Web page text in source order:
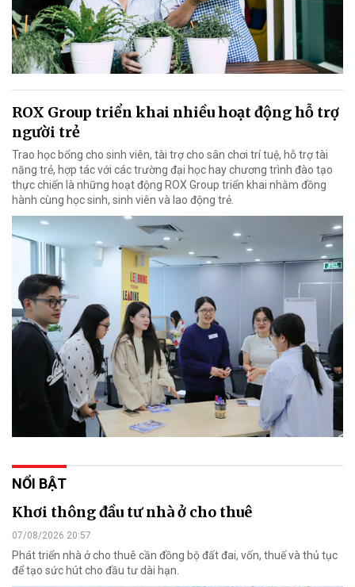
ROX Group triển khai nhiều hoạt động hỗ trợ
người trẻ
Trao học bổng cho sinh viên, tài trợ cho sân chơi trí tuệ, hỗ trợ tài
năng trẻ, hợp tác với các trường đại học hay chương trình đào tạo
thực chiến là những hoạt động ROX Group triển khai nhằm đồng
hành cùng học sinh, sinh viên và lao động trẻ.
NỔI BẬT
Khơi thông đầu tư nhà ở cho thuê
07/08/2026 20:57
Phát triển nhà ở cho thuê cần đồng bộ đất đai, vốn, thuế và thủ tục
để tạo sức hút cho đầu tư dài hạn.